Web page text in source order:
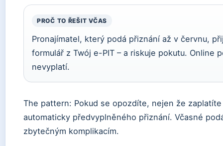
PROČ TO ŘEŠIT VČAS
Pronajímatel, který podá přiznání až v červnu,
formulář z Twój e-PIT – a riskuje pokutu. Online
nevyplatí.
The pattern: Pokud se opozdíte, nejen že
automaticky předvyplněného přiznání. Včasné
zbytečným komplikacím.